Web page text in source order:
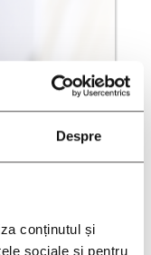
Despre
conținutul și
sociale și pentru
Hodgkin